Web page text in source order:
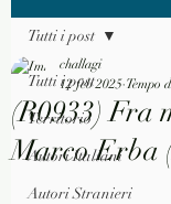
Tutti i post
Territorio
Autori Italiani
Autori Stranieri
Tutti i post
(R0933) Fra
Marco Erba
challagi
12 feb 2025 Tempo